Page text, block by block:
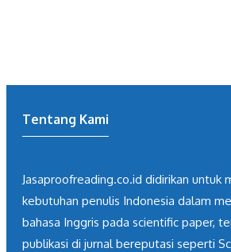
Tentang Kami
Jasaproofreading.co.id didirikan untuk
kebutuhan penulis Indonesia dalam
bahasa Inggris pada scientific paper,
publikasi di jurnal bereputasi seperti